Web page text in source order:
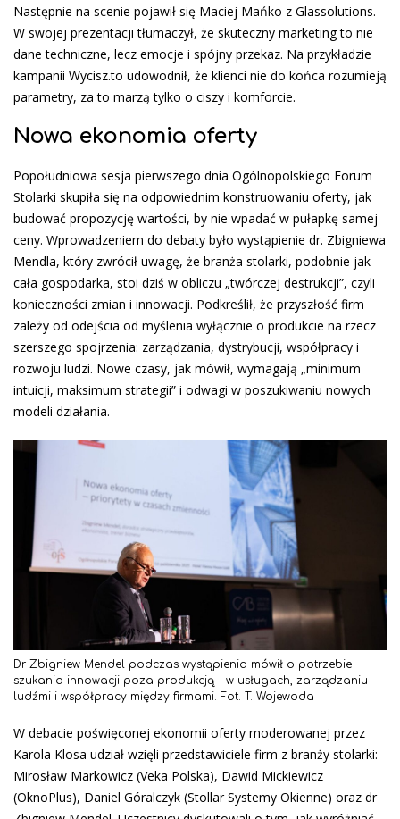
Następnie na scenie pojawił się Maciej Mańko z Glassolutions.
W swojej prezentacji tłumaczył, że skuteczny marketing to nie
dane techniczne, lecz emocje i spójny przekaz. Na przykładzie
kampanii Wycisz.to udowodnił, że klienci nie do końca rozumieją
parametry, za to marzą tylko o ciszy i komforcie.
Nowa ekonomia oferty
Popołudniowa sesja pierwszego dnia Ogólnopolskiego Forum
Stolarki skupiła się na odpowiednim konstruowaniu oferty, jak
budować propozycję wartości, by nie wpadać w pułapkę samej
ceny. Wprowadzeniem do debaty było wystąpienie dr. Zbigniewa
Mendla, który zwrócił uwagę, że branża stolarki, podobnie jak
cała gospodarka, stoi dziś w obliczu „twórczej destrukcji”, czyli
konieczności zmian i innowacji. Podkreślił, że przyszłość firm
zależy od odejścia od myślenia wyłącznie o produkcie na rzecz
szerszego spojrzenia: zarządzania, dystrybucji, współpracy i
rozwoju ludzi. Nowe czasy, jak mówił, wymagają „minimum
intuicji, maksimum strategii” i odwagi w poszukiwaniu nowych
modeli działania.
Dr Zbigniew Mendel podczas wystąpienia mówił o potrzebie
szukania innowacji poza produkcją – w usługach, zarządzaniu
ludźmi i współpracy między firmami. Fot. T. Wojewoda
W debacie poświęconej ekonomii oferty moderowanej przez
Karola Klosa udział wzięli przedstawiciele firm z branży stolarki:
Mirosław Markowicz (Veka Polska), Dawid Mickiewicz
(OknoPlus), Daniel Góralczyk (Stollar Systemy Okienne) oraz dr